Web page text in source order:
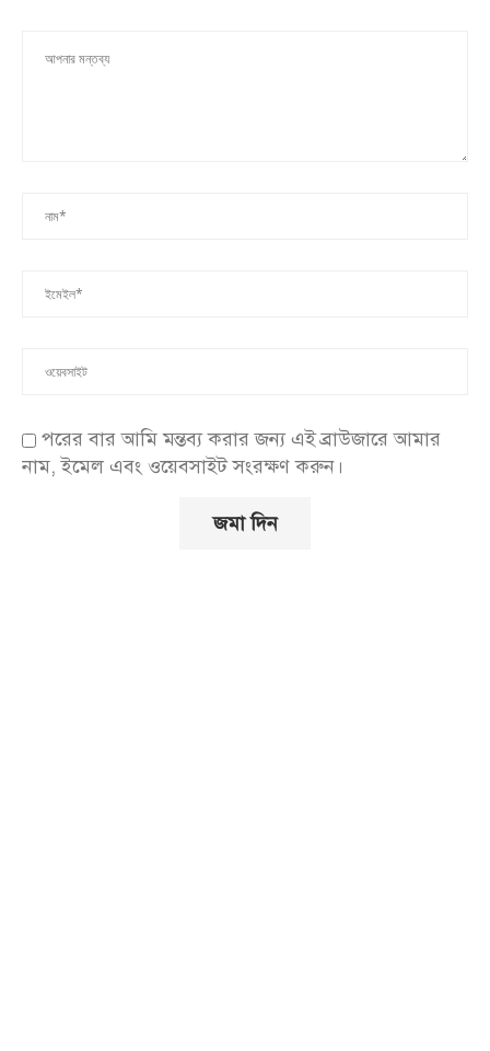
পরের বার আমি মন্তব্য করার জন্য এই ব্রাউজারে আমার
নাম, ইমেল এবং ওয়েবসাইট সংরক্ষণ করুন।